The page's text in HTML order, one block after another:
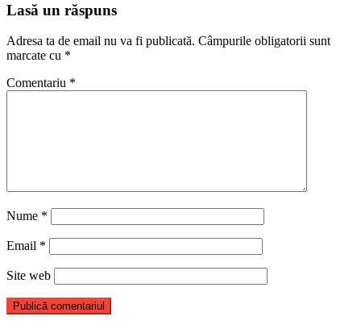
articole
Lasă un răspuns
Adresa ta de email nu va fi publicată. Câmpurile obligatorii sunt
marcate cu *
Comentariu *
Nume *
Email *
Site web